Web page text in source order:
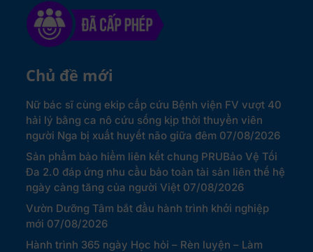
Chủ đề mới
Nữ bác sĩ cùng ekip cấp cứu Bệnh viện FV vượt 40
hải lý bằng ca nô cứu sống kịp thời thuyền viên
người Nga bị xuất huyết não giữa đêm 07/08/2026
Sản phẩm bảo hiểm liên kết chung PRUBảo Vệ Tối
Đa 2.0 đáp ứng nhu cầu bảo toàn tài sản liên thế hệ
ngày càng tăng của người Việt 07/08/2026
Vườn Dưỡng Tâm bắt đầu hành trình khởi nghiệp
mới 07/08/2026
Hành trình 365 ngày Học hỏi – Rèn luyện – Làm